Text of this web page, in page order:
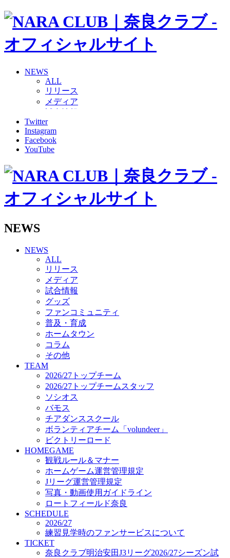
NEWS
ALL
リリース
メディア
グッズ
ファンコミュニティ
普及・育成
ホームタウン
その他
2026/27トップチーム
2026/27トップチームスタッフ
ボランティアチーム「volundeer」
ビクトリーロード
HOMEGAME
観戦ルール＆マナー
ホームゲーム運営管理規定
Jリーグ運営管理規定
写真・動画使用ガイドライン
ロートフィールド奈良
SCHEDULE
2026/27
練習見学時のファンサービスについて
TICKET
奈良クラブ明治安田J3リーグ2026/27シーズン試
合観戦チケット
奈良クラブ明治安田Ｊ3リーグ 2026/27シーズン
「鹿パス」
観戦ルール＆マナー
FANCOMMUNITY
2026/27ファンコミュニティ
サポートショップ
GOODS
オフィシャルストア（実店舗）
オンラインストア
ACADEMY
アカデミーについて
プロジェクト
コーチ&スタッフ
ジュニア
ジュニアユース
ユース
Twitter
Instagram
Facebook
YouTube
NEWS
NEWS
ALL
リリース
メディア
試合情報
グッズ
ファンコミュニティ
普及・育成
ホームタウン
コラム
その他
TEAM
2026/27トップチーム
2026/27トップチームスタッフ
ソシオス
バモス
チアダンススクール
ボランティアチーム「volundeer」
ビクトリーロード
HOMEGAME
観戦ルール＆マナー
ホームゲーム運営管理規定
Jリーグ運営管理規定
写真・動画使用ガイドライン
ロートフィールド奈良
SCHEDULE
2026/27
練習見学時のファンサービスについて
TICKET
奈良クラブ明治安田J3リーグ2026/27シーズン試